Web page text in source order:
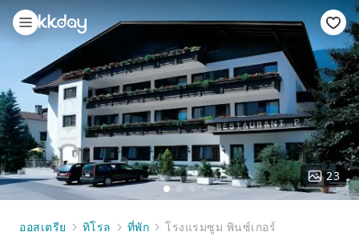
23
ออสเตรีย ทิโรล ที่พัก โรงแรมซูม พินซ์เกอร์